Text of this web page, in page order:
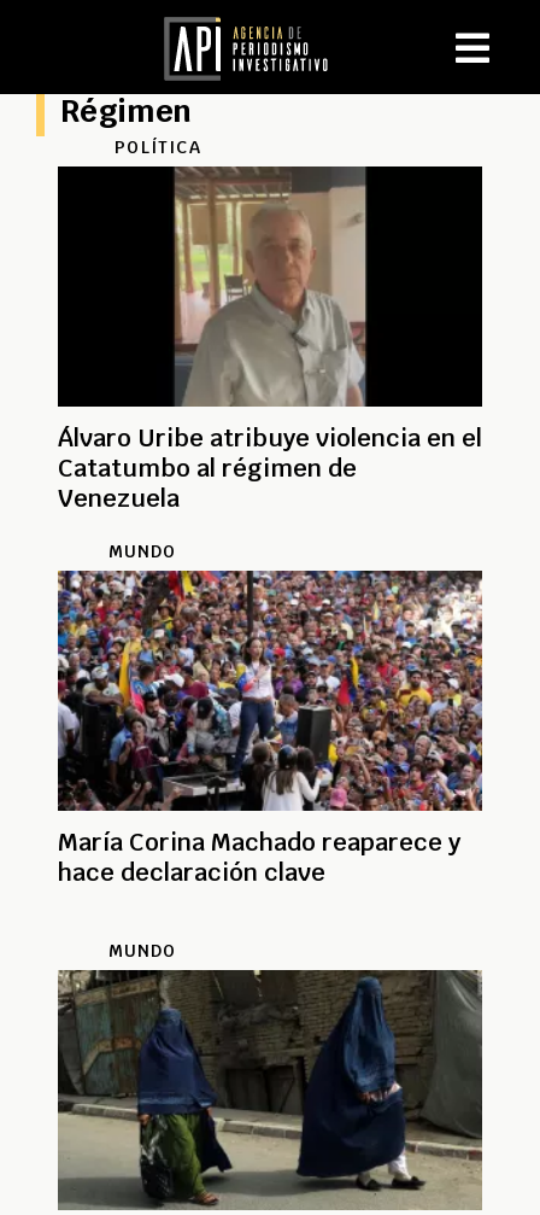
Régimen
POLÍTICA
Álvaro Uribe atribuye violencia en el
Catatumbo al régimen de
Venezuela
MUNDO
María Corina Machado reaparece y
hace declaración clave
MUNDO